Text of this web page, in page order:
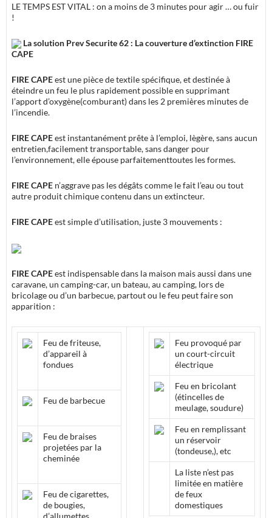
LE TEMPS EST VITAL : on a moins de 3 minutes pour agir … ou fuir
!
La solution Prev Securite 62 : La couverture d’extinction FIRE
CAPE
FIRE CAPEest une pièce de textile spécifique, et destinée à
éteindre un feu le plus rapidement possible en supprimant
l’apport d’oxygène(comburant) dans les 2 premières minutes de
l’incendie.
FIRE CAPEest instantanément prête à l’emploi, lègère, sansaucun
entretien,facilement transportable, sans danger pour
l’environnement, elle épouse parfaitementtoutes les formes.
FIRE CAPE n’aggrave pas les dégâtscomme le fait l’eau ou tout
autre produit chimique contenu dans un extincteur.
FIRE CAPEestsimple d’utilisation, juste 3 mouvements :
FIRE CAPEest indispensable dans la maison mais aussi dans une
caravane, un camping-car, un bateau, au camping, lors de
bricolageou d’un barbecue, partout ou le feu peut faire son
apparition :
Feu de friteuse,
d’appareil à
fondues
Feu de barbecue
Feu de braises
projetées par la
cheminée
Feu de cigarettes,
de bougies,
d’allumettes
Feu provoqué par
un court-circuit
électrique
Feu en bricolant
(étincelles de
meulage, soudure)
Feu en remplissant
un réservoir
(tondeuse,), etc
La liste n’est pas
limitée en matière
de feux
domestiques